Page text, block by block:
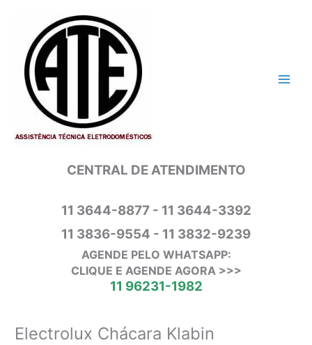
conteúdo
CENTRAL DE ATENDIMENTO
11 3644-8877 - 11 3644-3392
11 3836-9554 - 11 3832-9239
AGENDE PELO WHATSAPP:
CLIQUE E AGENDE AGORA >>>
11 96231-1982
Electrolux Chácara Klabin